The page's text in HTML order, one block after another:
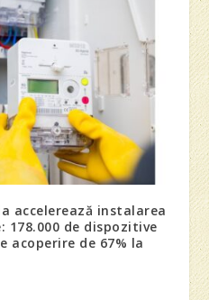
accelerează instalarea
de dispozitive
acoperire de 67% la